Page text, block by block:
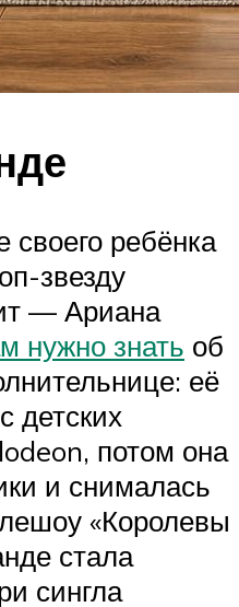
своего ребёнка
звезду
— Ариана
нужно знать об
её
детских
потом она
и снималась
«Королевы
стала
сингла